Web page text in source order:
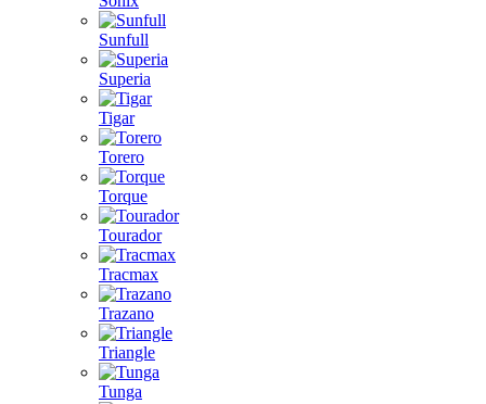
Sunfull
Superia
Tigar
Torero
Torque
Tourador
Tracmax
Trazano
Triangle
Tunga